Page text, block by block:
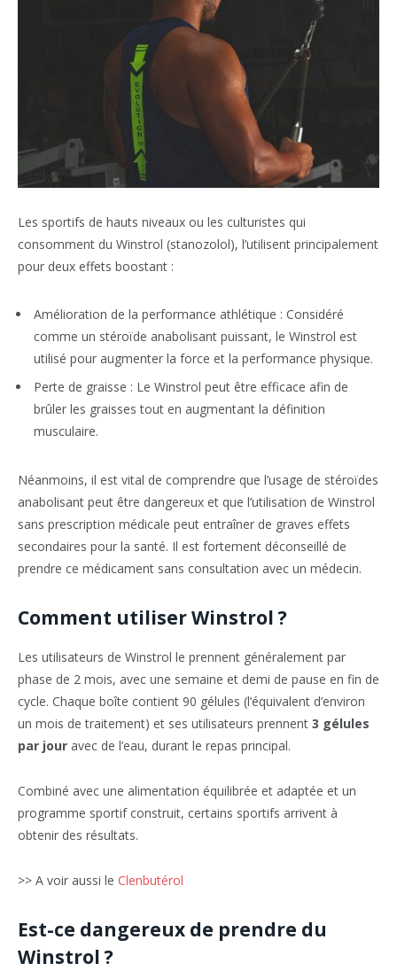
Les sportifs de hauts niveaux ou les culturistes qui
consomment du Winstrol (stanozolol), l’utilisent principalement
pour deux effets boostant :
Amélioration de la performance athlétique : Considéré
comme un stéroïde anabolisant puissant, le Winstrol est
utilisé pour augmenter la force et la performance physique.
Perte de graisse : Le Winstrol peut être efficace afin de
brûler les graisses tout en augmentant la définition
musculaire.
Néanmoins, il est vital de comprendre que l’usage de stéroïdes
anabolisant peut être dangereux et que l’utilisation de Winstrol
sans prescription médicale peut entraîner de graves effets
secondaires pour la santé. Il est fortement déconseillé de
prendre ce médicament sans consultation avec un médecin.
Comment utiliser Winstrol ?
Les utilisateurs de Winstrol le prennent généralement par
phase de 2 mois, avec une semaine et demi de pause en fin de
cycle. Chaque boîte contient 90 gélules (l’équivalent d’environ
un mois de traitement) et ses utilisateurs prennent 3 gélules
par jour avec de l’eau, durant le repas principal.
Combiné avec une alimentation équilibrée et adaptée et un
programme sportif construit, certains sportifs arrivent à
obtenir des résultats.
>> A voir aussi le Clenbutérol
Est-ce dangereux de prendre du
Winstrol ?